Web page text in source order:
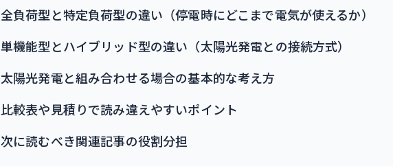
全負荷型と特定負荷型の違い（停電時にどこまで電気が使えるか）
単機能型とハイブリッド型の違い（太陽光発電との接続方式）
太陽光発電と組み合わせる場合の基本的な考え方
比較表や見積りで読み違えやすいポイント
次に読むべき関連記事の役割分担